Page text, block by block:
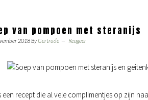
van pompoen met steranijs
2018ByGertrude Reageer
een recept die al vele complimentjes op zijn